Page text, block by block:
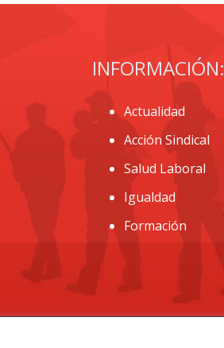
INFORMACIÓN:
Actualidad
Acción Sindical
Salud Laboral
Igualdad
Formación